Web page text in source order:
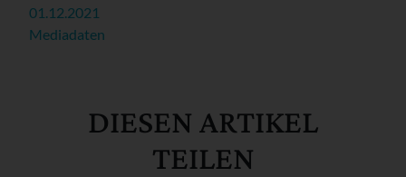
01.12.2021
Mediadaten
DIESEN ARTIKEL
TEILEN